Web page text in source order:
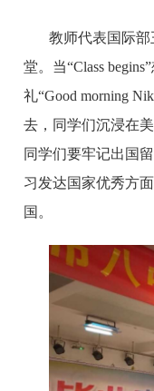
教师代表国际
堂。当“Class
礼“Good morning
去，同学们沉浸在
同学们要牢记出国
习发达国家优秀方
国。